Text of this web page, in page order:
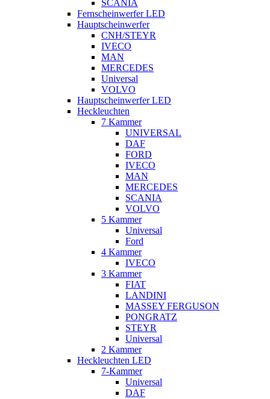
SCANIA
Fernscheinwerfer LED
Hauptscheinwerfer
CNH/STEYR
IVECO
MAN
MERCEDES
Universal
VOLVO
Hauptscheinwerfer LED
Heckleuchten
7 Kammer
UNIVERSAL
DAF
FORD
IVECO
MAN
MERCEDES
SCANIA
VOLVO
5 Kammer
Universal
Ford
4 Kammer
IVECO
3 Kammer
FIAT
LANDINI
MASSEY FERGUSON
PONGRATZ
STEYR
Universal
2 Kammer
Heckleuchten LED
7-Kammer
Universal
DAF